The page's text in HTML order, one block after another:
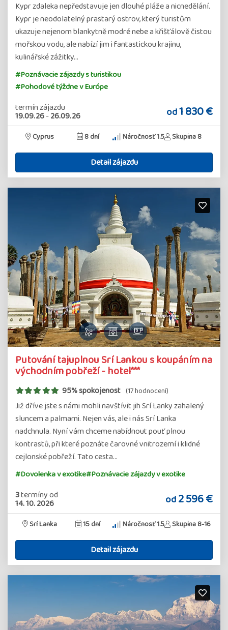
Kypr zdaleka nepředstavuje jen dlouhé pláže a nicnedělání.
Kypr je neodolatelný prastarý ostrov, který turistům
ukazuje nejenom blankytně modré nebe a křišťálově čistou
mořskou vodu, ale nabízí jim i fantastickou krajinu,
kulinářské zážitky…
#Poznávacie zájazdy s turistikou
#Pohodové týždne v Európe
termín zájazdu
19.09.26-26.09.26 od1 830 €
Cyprus 8 dní Náročnosť 1.5 Skupina 8
Detail zájazdu
Putování tajuplnou Srí Lankou s koupáním na
východním pobřeží - hotel***
95% spokojenost (17 hodnocení)
Již dříve jste s námi mohli navštívit jih Srí Lanky zahalený
sluncem a palmami. Nejen vás, ale i nás Srí Lanka
nadchnula. Nyní vám chceme nabídnout pouť plnou
kontrastů, při které poznáte čarovné vnitrozemí i klidné
cejlonské pobřeží. Tato cesta…
#Dovolenka v exotike#Poznávacie zájazdy v exotike
3termínyod
14. 10. 2026 od2 596 €
Srí Lanka 15 dní Náročnosť 1.5 Skupina 8-16
Detail zájazdu